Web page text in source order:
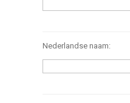
Nederlandse naam: